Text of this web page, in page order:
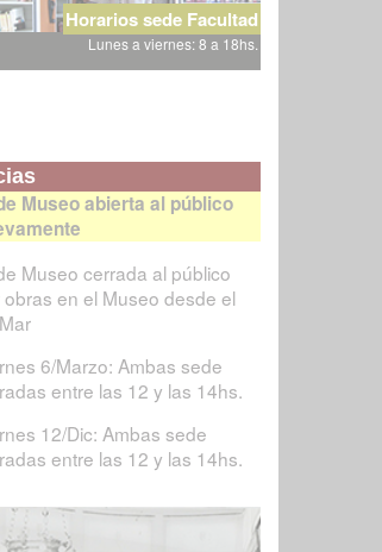
Horarios sede Facultad
Lunes a viernes: 8 a 18hs.
Museo abierta al público
Museo cerrada al público
obras en el Museo desde el
6/Marzo: Ambas sede
entre las 12 y las 14hs.
12/Dic: Ambas sede
entre las 12 y las 14hs.